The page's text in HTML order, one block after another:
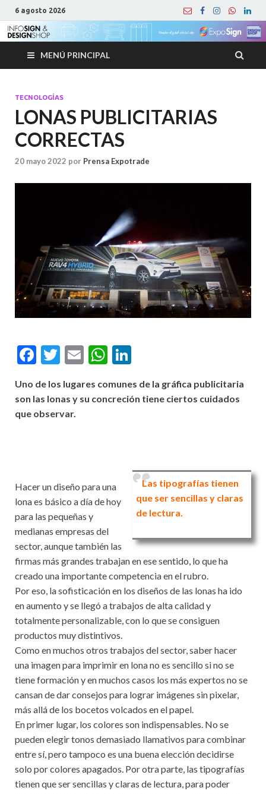
6 agosto 2026
MENÚ PRINCIPAL
TECNOLOGÍAS
LONAS PUBLICITARIAS
CORRECTAS
20 mayo 2022 por Prensa Expotrade
F
e
b
T
itt
er
E
ai
W
at ke
Uno de los lugares comunes de la gráfica publicitaria
son las lonas y su concreción tiene ciertos cuidados
que observar.
Las tipografías tienen
que ser sencillas y claras
de lectura.
Hacer un diseño para una
lona es básico a día de hoy
para las pequeñas y
medianas empresas del
sector, aunque también las
firmas más grandes trabajan en ese sentido, lo que ha
creado una importante competencia en el rubro.
Por eso, la sofisticación en los diseños de las lonas ha ido
en aumento y se llegó a trabajos de alta calidad y
totalmente personalizable, con lo que se consiguen
productos muy distintivos.
Como en muchos otros trabajos del sector, saber hacer
una imagen para imprimir en lona no es sencillo si no se
tiene formación y en muchos casos los más expertos no se
cansan de dar consejos para lograr imágenes sin pixelar,
más allá de los bocetos volcados en el papel.
En primer lugar, los colores son indispensables. No se
pueden elegir tonos demasiado llamativos para combinar
entre sí, pero tampoco es una buena elección decidirse
solo por colores apagados. Por otra parte, las tipografías
tienen que ser sencillas y claras de lectura, para poder